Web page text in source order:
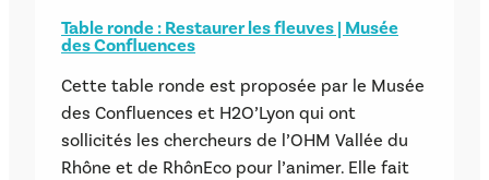
Table ronde : Restaurer les fleuves | Musée
des Confluences
Cette table ronde est proposée par le Musée
des Confluences et H2O’Lyon qui ont
sollicités les chercheurs de l’OHM Vallée du
Rhône et de RhônEco pour l’animer. Elle fait